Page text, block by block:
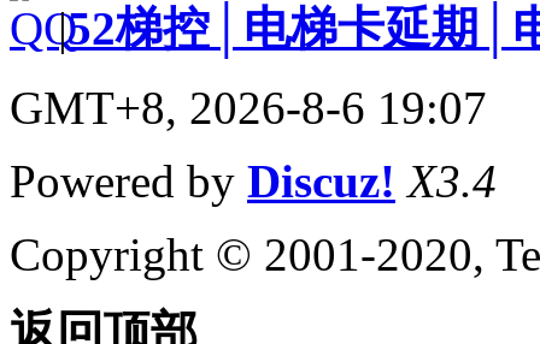
|52梯控│电梯卡延期│
GMT+8, 2026-8-6 19:07
Powered by Discuz! X3.4
Copyright © 2001-2020,
返回顶部